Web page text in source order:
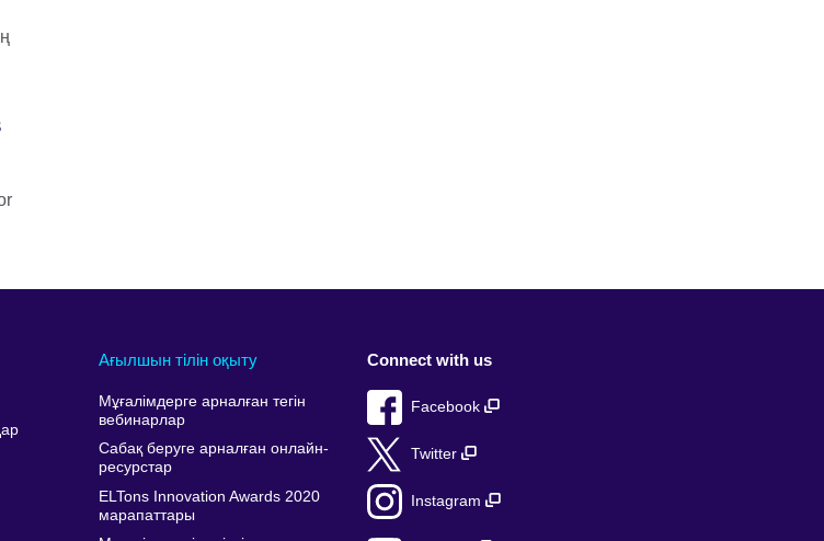
Ағылшын тілін оқыту
Мұғалімдерге арналған тегін
вебинарлар
Сабақ беруге арналған онлайн-
ресурстар
ELTons Innovation Awards 2020
марапаттары
Connect with us
Facebook
Twitter
Instagram